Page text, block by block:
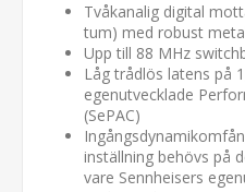
Tvåkanalig digital
tum) med robust
Upp till 88 MHz
Låg trådlös latens på
egenutvecklade
(SePAC)
inställning behövs på
vare Sennheisers